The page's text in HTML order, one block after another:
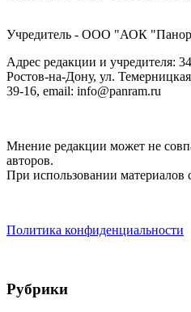
Учредитель - ООО "АОК
Адрес редакции и учредителя:
Ростов-на-Дону, ул.
39-16, email: info@panram.ru
Мнение редакции может не
авторов.
При использовании материалов
Политика конфиденциальности
Рубрики